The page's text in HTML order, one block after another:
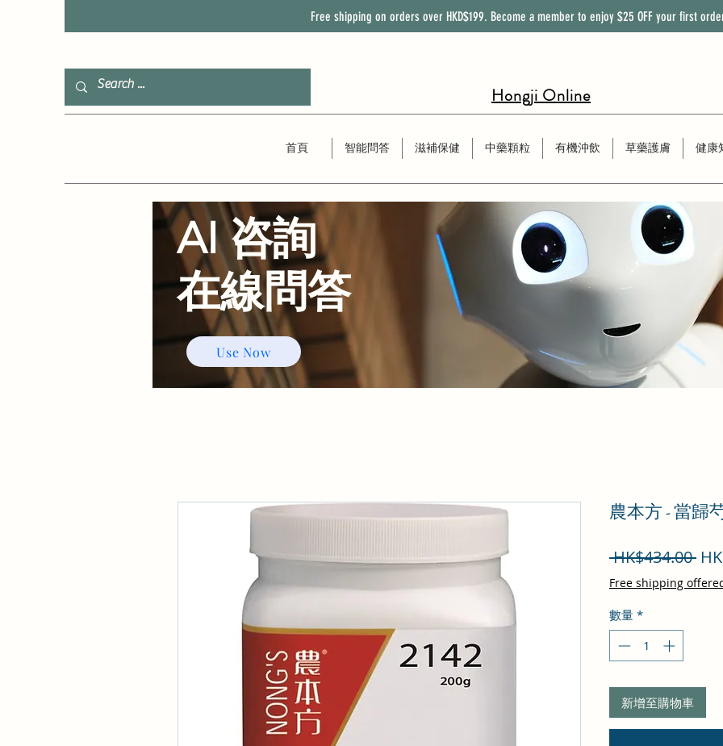
Free shipping on orders over HKD$199. Become a member to enjoy $25 OFF your first
Hongji Online
首頁 智能問答 滋補保健 中藥顆粒 有機沖飲 草藥護膚 健康
農本方 - 當歸
HK$434.00 一
般
Free shipping
數量 *
新增至購物車
Use Now
AI 咨詢
​在線問答